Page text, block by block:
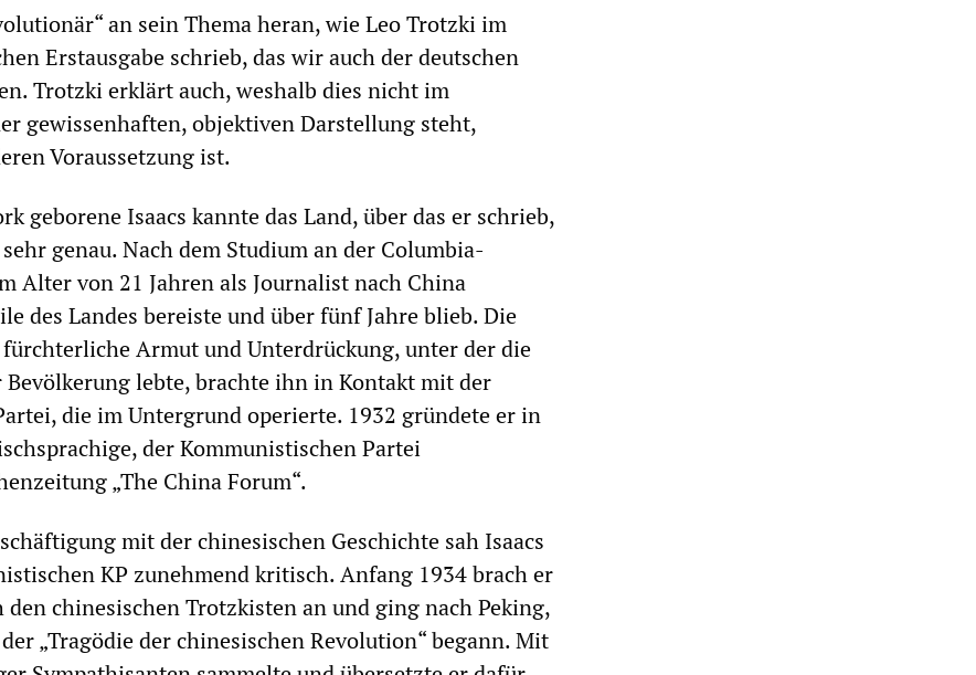
an sein Thema heran, wie Leo Trotzki im
Erstausgabe schrieb, das wir auch der deutschen
Trotzki erklärt auch, weshalb dies nicht im
gewissenhaften, objektiven Darstellung steht,
Voraussetzung ist.
geborene Isaacs kannte das Land, über das er schrieb,
genau. Nach dem Studium an der Columbia-
Alter von 21 Jahren als Journalist nach China
des Landes bereiste und über fünf Jahre blieb. Die
Armut und Unterdrückung, unter der die
lebte, brachte ihn in Kontakt mit der
die im Untergrund operierte. 1932 gründete er in
der Kommunistischen Partei
„The China Forum“.
mit der chinesischen Geschichte sah Isaacs
KP zunehmend kritisch. Anfang 1934 brach er
chinesischen Trotzkisten an und ging nach Peking,
„Tragödie der chinesischen Revolution“ begann. Mit